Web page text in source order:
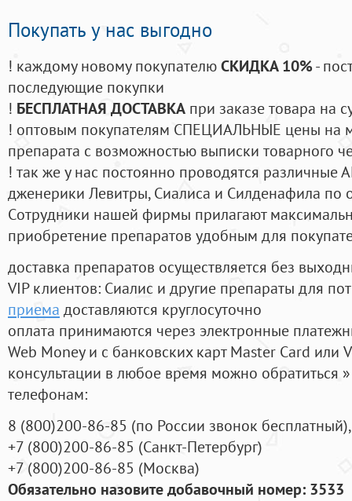
Покупать у нас выгодно
! каждому новому покупателюСКИДКА 10%-
последующие покупки
! БЕСПЛАТНАЯ ДОСТАВКА при заказе товара на
! оптовым покупателям СПЕЦИАЛЬНЫЕ цены на
препарата с возможностью выписки товарного
! так же у нас постоянно проводятся
дженерики Левитры, Сиалиса и Силденафила по
Cотрудники нашей фирмы прилагают
приобретение препаратов удобным для
доставка препаратов осуществляется без
VIP клиентов: Сиалис и другие препараты для
приема доставляются круглосуточно
оплата принимаются через электронные
Web Money и с банковских карт Master Card или
консультации в любое время можно обратиться
телефонам:
8 (800)200-86-85 (по России звонок бесплатный),
+7 (800)200-86-85 (Санкт-Петербург)
+7 (800)200-86-85 (Москва)
Обязательно назовите добавочный номер: 3533